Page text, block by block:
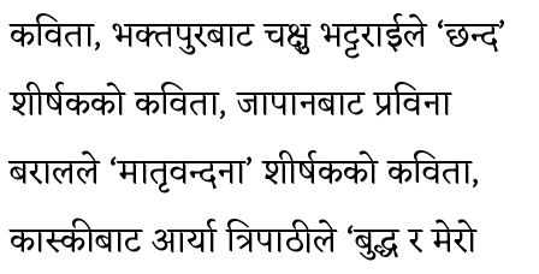
कविता, भक्तपुरबाट चक्षु भट्टराईले ‘छन्द’
शीर्षकको कविता, जापानबाट प्रविना
बरालले ‘मातृवन्दना’ शीर्षकको कविता,
कास्कीबाट आर्या त्रिपाठीले ‘बुद्ध र मेरो